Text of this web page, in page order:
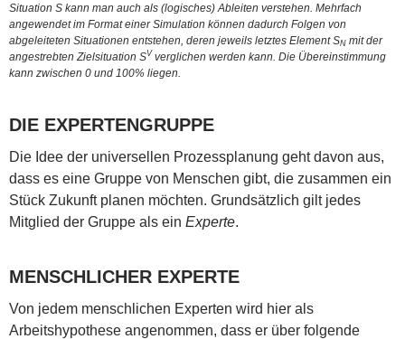
Situation S kann man auch als (logisches) Ableiten verstehen. Mehrfach
angewendet im Format einer Simulation können dadurch Folgen von
abgeleiteten Situationen entstehen, deren jeweils letztes Element SN mit der
angestrebten Zielsituation SV verglichen werden kann. Die Übereinstimmung
kann zwischen 0 und 100% liegen.
DIE EXPERTENGRUPPE
Die Idee der universellen Prozessplanung geht davon aus,
dass es eine Gruppe von Menschen gibt, die zusammen ein
Stück Zukunft planen möchten. Grundsätzlich gilt jedes
Mitglied der Gruppe als ein Experte.
MENSCHLICHER EXPERTE
Von jedem menschlichen Experten wird hier als
Arbeitshypothese angenommen, dass er über folgende